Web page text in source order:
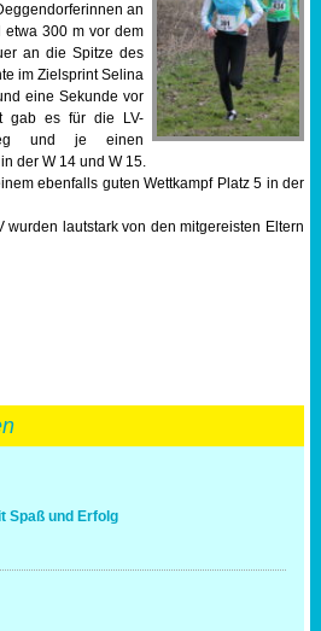
an
300 m vor dem
an die Spitze des
im Zielsprint Selina
eine Sekunde vor
gab es für die LV-
und je einen
der W 14 und W 15.
ebenfalls guten Wettkampf Platz 5 in der
wurden lautstark von den mitgereisten Eltern
Spaß und Erfolg